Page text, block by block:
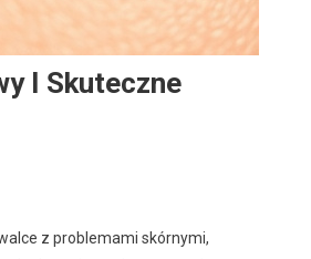
I Skuteczne
z problemami skórnymi,